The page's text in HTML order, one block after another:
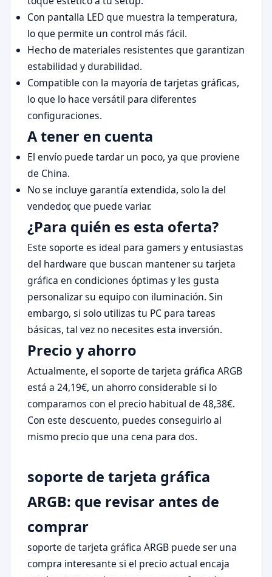
Con pantalla LED que muestra la temperatura,
lo que permite un control más fácil.
Hecho de materiales resistentes que garantizan
estabilidad y durabilidad.
Compatible con la mayoría de tarjetas gráficas,
lo que lo hace versátil para diferentes
configuraciones.
A tener en cuenta
El envío puede tardar un poco, ya que proviene
de China.
No se incluye garantía extendida, solo la del
vendedor, que puede variar.
¿Para quién es esta oferta?
Este soporte es ideal para gamers y entusiastas
del hardware que buscan mantener su tarjeta
gráfica en condiciones óptimas y les gusta
personalizar su equipo con iluminación. Sin
embargo, si solo utilizas tu PC para tareas
básicas, tal vez no necesites esta inversión.
Precio y ahorro
Actualmente, el soporte de tarjeta gráfica ARGB
está a 24,19€, un ahorro considerable si lo
comparamos con el precio habitual de 48,38€.
Con este descuento, puedes conseguirlo al
mismo precio que una cena para dos.
soporte de tarjeta gráfica
ARGB: que revisar antes de
comprar
soporte de tarjeta gráfica ARGB puede ser una
compra interesante si el precio actual encaja